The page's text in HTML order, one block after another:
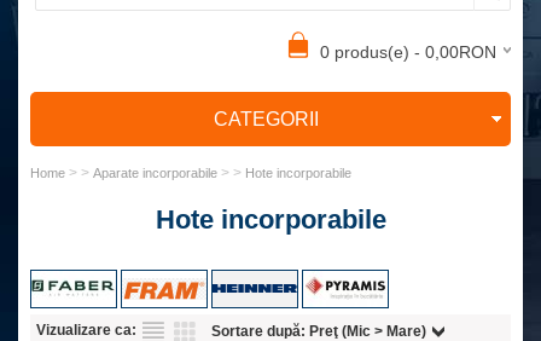
0 produs(e) - 0,00RON
CATEGORII
Home > > Aparate incorporabile > > Hote incorporabile
Hote incorporabile
Vizualizare ca: Sortare după: Preţ (Mic > Mare)